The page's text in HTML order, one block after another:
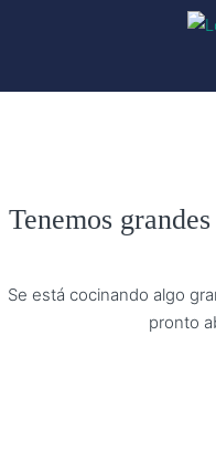
Tenemos
Se está cocinando algo
pronto